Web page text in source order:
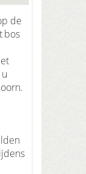
de
bos